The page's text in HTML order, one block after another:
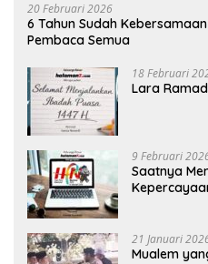
20 Februari 2026
6 Tahun Sudah
Pembaca Semua
18 Februari
Lara
9 Februari
Saatnya
21 Januari
Mualem